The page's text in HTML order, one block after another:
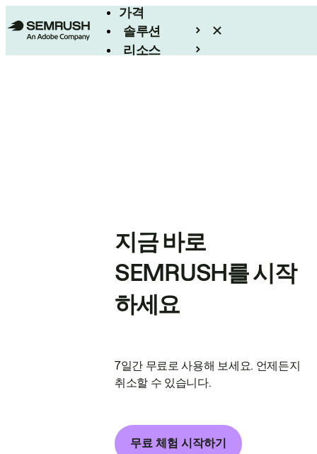
가격
솔루션
리소스
지금 바로
SEMRUSH를 시작
하세요
7일간 무료로 사용해 보세요. 언제든지
취소할 수 있습니다.
무료 체험 시작하기